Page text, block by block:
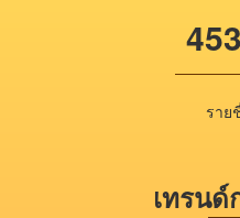
ราย
เทรน